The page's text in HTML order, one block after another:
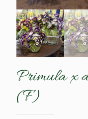
Primula x
(F)